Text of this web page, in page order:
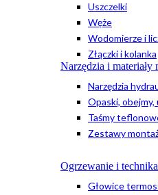
Uszczelki
Węże
Wodomierze i
Złączki i kolanka
Narzędzia i materiały
Narzędzia
Opaski,
Taśmy
Zestawy
Ogrzewanie i
Głowice